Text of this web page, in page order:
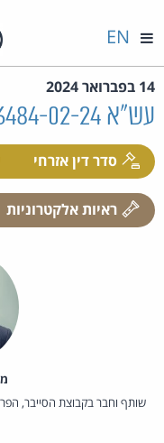
EN
14 בפברואר 2024
עש"א 26484-02-24 סער נ' שור ואח'
סדר דין אזרחי
ראיות אלקטרוניות
שותף וחבר בקבוצת הסייבר,